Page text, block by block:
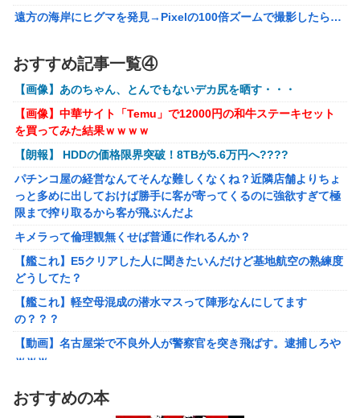
【VTuber】千羽師匠、Grokに自分の気持ち悪いツイート聞
くやつやってるのかなって思ったら相手鴨神やんけ
【ラブライブ！】
結局おまえらが求める『RPGの理想の主人公』って一体どう
いうのなん？
任天堂が「gamescom 2026」のラインナップを発表！
遠方の海岸にヒグマを発見→Pixelの100倍ズームで撮影したら…
【勇者王ガオガイガー】PLAMATEA「獅子王凱」プラモデル
【明日予約開始】
【ToLOVEる】ユニクリ「籾岡里紗 ダークネスver.」フィギュア
【再販予約開始】
【トミカ】新シリーズ「トミカ クロスレスキュー」 始動
キメラって倫理観無くせば普通に作れるんか？
【艦これ】E5クリアした人に聞きたいんだけど基地航空の熟練度
どうしてた？
【艦これ】軽空母混成の潜水マスって陣形なんにしてます
の？？？
【動画】名古屋栄で不良外人が警察官を突き飛ばす。逮捕しろや
ｗｗｗ
【勇者王ガオガイガー】PLAMATEA「獅子王凱」プラモデル
【明日予約開始】
無理やり家族旅行に付いてきて露天風呂でも大声で嫌味を言う
決行した前代未聞の返り討ちがこちら←身体を張った捨て身の反
撃すぎる
おすすめ記事一覧④
【画像】あのちゃん、とんでもないデカ尻を晒す・・・
【画像】中華サイト「Temu」で12000円の和牛ステーキセット
を買ってみた結果ｗｗｗｗ
【朗報】 HDDの価格限界突破！8TBが5.6万円へ????
パチンコ屋の経営なんてそんな難しくなくね？近隣店舗よりちょ
っと多めに出しておけば勝手に客が寄ってくるのに強欲すぎて極
限まで搾り取るから客が飛ぶんだよ
キメラって倫理観無くせば普通に作れるんか？
【艦これ】E5クリアした人に聞きたいんだけど基地航空の熟練度
どうしてた？
【艦これ】軽空母混成の潜水マスって陣形なんにしてます
の？？？
【動画】名古屋栄で不良外人が警察官を突き飛ばす。逮捕しろや
ｗｗｗ
【明日予約開始】
おすすめの本